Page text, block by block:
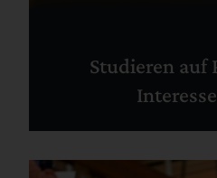
Studieren auf